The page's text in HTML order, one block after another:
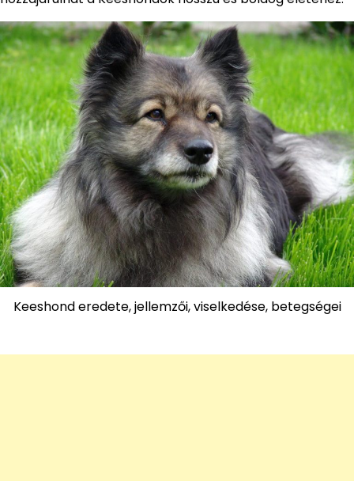
Keeshond eredete, jellemzői, viselkedése, betegségei